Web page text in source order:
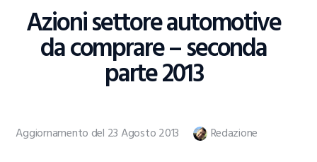
Azioni settore automotive
da comprare – seconda
parte 2013
Guide Al Trading
Criptovalute
Aggiornamento del 23 Agosto 2013 Redazione